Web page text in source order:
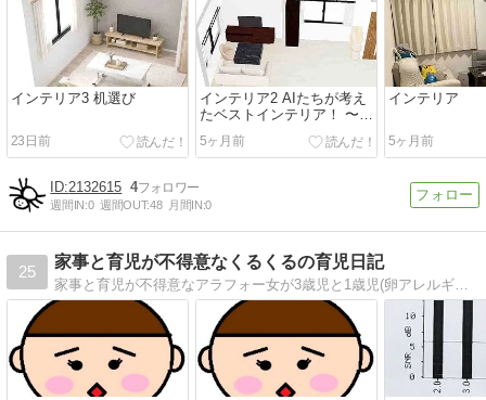
インテリア3 机選び
23日前
インテリア2 AIたちが考え
たベストインテリア！ 〜誰
が1番センスある？〜
5ヶ月前
インテリア
5ヶ月前
2132615 4
週間IN:0 週間OUT:48 月間IN:0
25
家事と育児が不得意なくるくるの育児日記
家事と育児が不得意なアラフォー女が3歳児と1歳児(卵アレルギー)の育児に奮闘する育児日常です。